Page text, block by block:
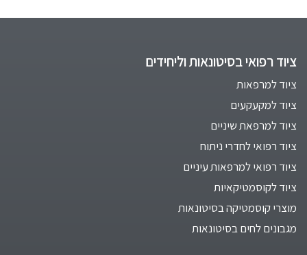
ציוד רפואי בסיטונאות וליחידים
ציוד למרפאות
ציוד למקעקעים
ציוד למרפאת שיניים
ציוד רפואי לחדרי ניתוח
ציוד רפואי למרפאות עיניים
ציוד לקוסמטיקאיות
מוצרי קוסמטיקה בסיטונאות
מגבונים לחים בסיטונאות